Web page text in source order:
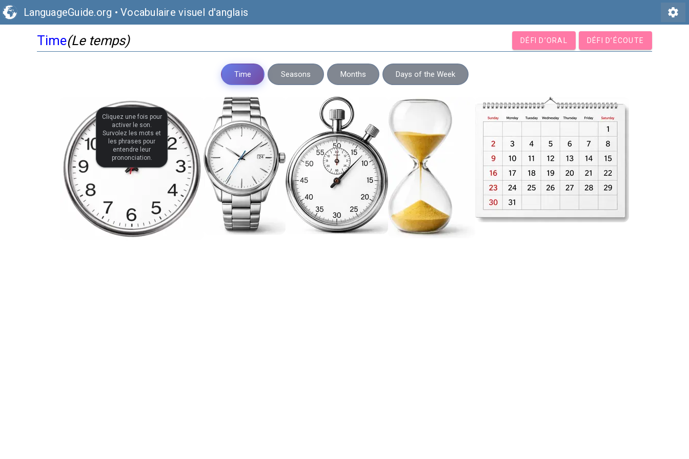
LanguageGuide.org • Vocabulaire visuel d'anglais settings
Time(Le temps) DÉFI D’ORAL DÉFI D’ÉCOUTE
Time Seasons Months Days of the Week
Cliquez une fois pour
activer le son.
Survolez les mots et
les phrases pour
entendre leur
prononciation.